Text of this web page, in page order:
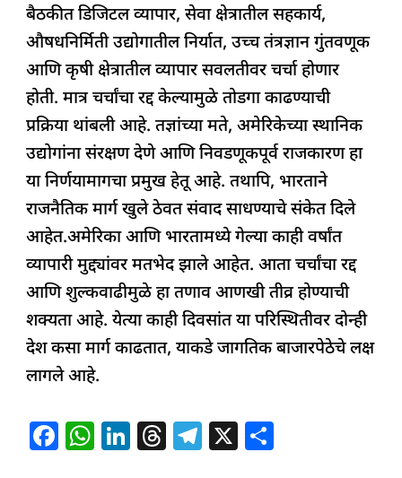
बैठकीत डिजिटल व्यापार, सेवा क्षेत्रातील सहकार्य,
औषधनिर्मिती उद्योगातील निर्यात, उच्च तंत्रज्ञान गुंतवणूक
आणि कृषी क्षेत्रातील व्यापार सवलतीवर चर्चा होणार
होती. मात्र चर्चांचा रद्द केल्यामुळे तोडगा काढण्याची
प्रक्रिया थांबली आहे. तज्ञांच्या मते, अमेरिकेच्या स्थानिक
उद्योगांना संरक्षण देणे आणि निवडणूकपूर्व राजकारण हा
या निर्णयामागचा प्रमुख हेतू आहे. तथापि, भारताने
राजनैतिक मार्ग खुले ठेवत संवाद साधण्याचे संकेत दिले
आहेत.अमेरिका आणि भारतामध्ये गेल्या काही वर्षांत
व्यापारी मुद्द्यांवर मतभेद झाले आहेत. आता चर्चांचा रद्द
आणि शुल्कवाढीमुळे हा तणाव आणखी तीव्र होण्याची
शक्यता आहे. येत्या काही दिवसांत या परिस्थितीवर दोन्ही
देश कसा मार्ग काढतात, याकडे जागतिक बाजारपेठेचे लक्ष
लागले आहे.
F W Li T T X